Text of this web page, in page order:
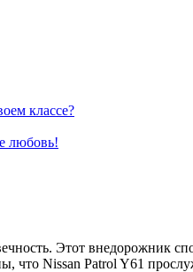
классе?
любовь!
Этот внедорожник
Nissan Patrol Y61